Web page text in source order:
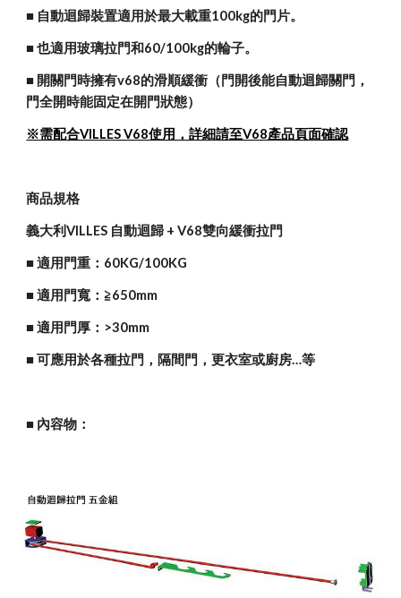
■ 自動迴歸裝置適用於最大載重100kg的門片。
■ 也適用玻璃拉門和60/100kg的輪子。
■ 開關門時擁有v68的滑順緩衝（門開後能自動迴歸關門，
門全開時能固定在開門狀態）
※需配合VILLES V68使用，詳細請至V68產品頁面確認
商品規格
義大利VILLES 自動迴歸 + V68雙向緩衝拉門
■ 適用門重：60KG/100KG
■ 適用門寬：≧650mm
■ 適用門厚：>30mm
■ 可應用於各種拉門，隔間門，更衣室或廚房…等
■ 內容物：